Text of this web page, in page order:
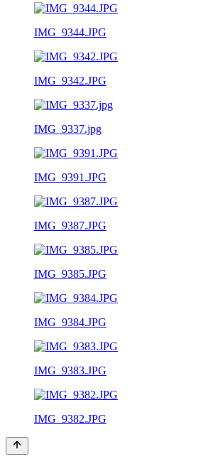
IMG_9344.JPG
IMG_9342.JPG
IMG_9337.jpg
IMG_9391.JPG
IMG_9387.JPG
IMG_9385.JPG
IMG_9384.JPG
IMG_9383.JPG
IMG_9382.JPG